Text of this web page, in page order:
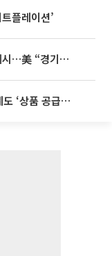
플레이션’
이란, 미국에 호르무즈 합의 조건 제시…美 “경기 아직 안 끝나” [종합]
‘회생 D-3주’ 홈플러스, 영업 재개에도 ‘상품 공급망’ 복구가 생존 관건